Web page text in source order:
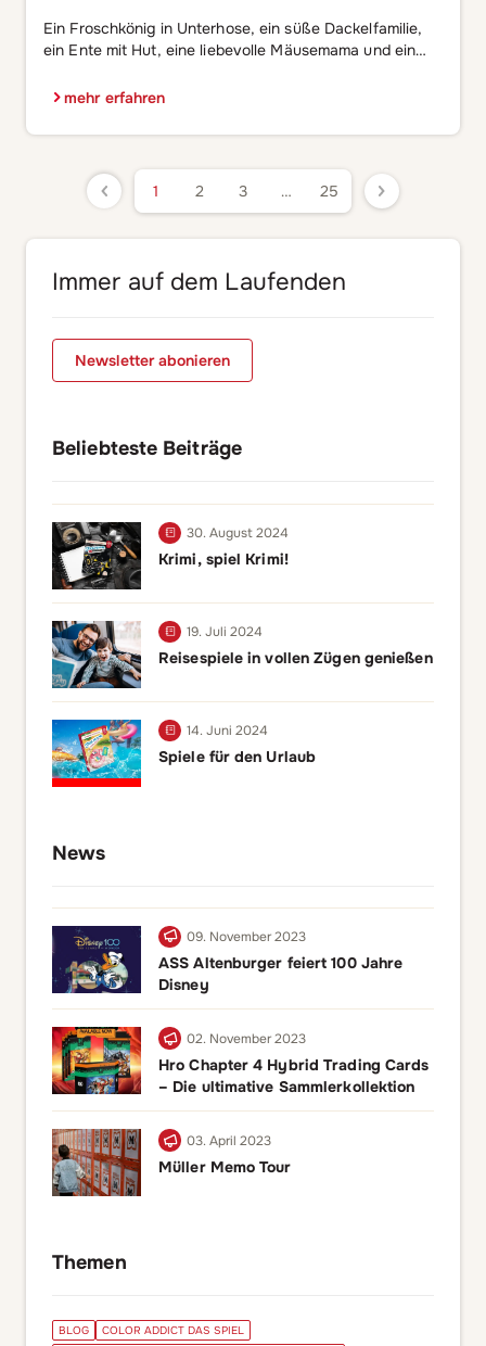
Ein Froschkönig in Unterhose, ein süße Dackelfamilie,
ein Ente mit Hut, eine liebevolle Mäusemama und ein
Wer jetzt im Kinoprogramm nach dem neusten
sucht an der falschen Stelle. Stattdessen lohnt sich der
mehr erfahren
1 2 3 … 25
Immer auf dem Laufenden
Newsletter abonieren
Beliebteste Beiträge
30. August 2024
Krimi, spiel Krimi!
19. Juli 2024
Reisespiele in vollen Zügen genießen
14. Juni 2024
Spiele für den Urlaub
News
09. November 2023
ASS Altenburger feiert 100 Jahre
Disney
02. November 2023
Hro Chapter 4 Hybrid Trading Cards
– Die ultimative Sammlerkollektion
03. April 2023
Müller Memo Tour
Themen
BLOG
COLOR ADDICT DAS SPIEL